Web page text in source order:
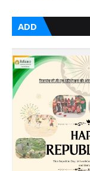
ADD